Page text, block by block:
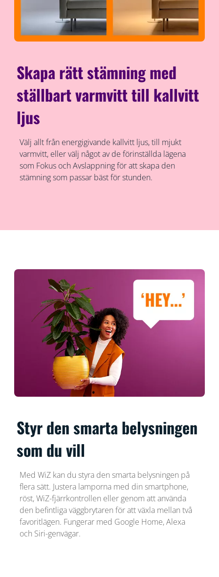
Skapa rätt stämning med
ställbart varmvitt till kallvitt
ljus
Välj allt från energigivande kallvitt ljus, till mjukt
varmvitt, eller välj något av de förinställda lägena
som Fokus och Avslappning för att skapa den
stämning som passar bäst för stunden.
Styr den smarta belysningen
som du vill
Med WiZ kan du styra den smarta belysningen på
flera sätt. Justera lamporna med din smartphone,
röst, WiZ-fjärrkontrollen eller genom att använda
den befintliga väggbrytaren för att växla mellan två
favoritlägen. Fungerar med Google Home, Alexa
och Siri-genvägar.